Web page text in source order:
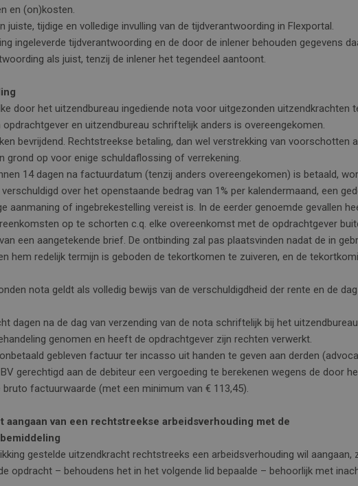
en (on)kosten.
tijdige en volledige invulling van de tijdverantwoording in Flexportal.
ingeleverde tijdverantwoording en de door de inlener behouden gegevens
als juist, tenzij de inlener het tegendeel aantoont.
door het uitzendbureau ingediende nota voor uitgezonden uitzendkrachten
en uitzendbureau schriftelijk anders is overeengekomen.
bevrijdend. Rechtstreekse betaling, dan wel verstrekking van voorschotten
grond op voor enige schuldaflossing of verrekening.
14 dagen na factuurdatum (tenzij anders overeengekomen) is betaald,
over het openstaande bedrag van 1% per kalendermaand, een
aanmaning of ingebrekestelling vereist is. In de eerder genoemde gevallen
op te schorten c.q. elke overeenkomst met de opdrachtgever
een aangetekende brief. De ontbinding zal pas plaatsvinden nadat de in
hem redelijk termijn is geboden de tekortkomen te zuiveren, en de
nota geldt als volledig bewijs van de verschuldigdheid der rente en de
dagen na de dag van verzending van de nota schriftelijk bij het
genomen en heeft de opdrachtgever zijn rechten verwerkt.
gebleven factuur ter incasso uit handen te geven aan derden
gerechtigd aan de debiteur een vergoeding te berekenen wegens de door
factuurwaarde (met een minimum van € 113,45).
van een rechtstreekse arbeidsverhouding met de
gestelde uitzendkracht rechtstreeks een arbeidsverhouding wil aangaan,
opdracht – behoudens het in het volgende lid bepaalde – behoorlijk met